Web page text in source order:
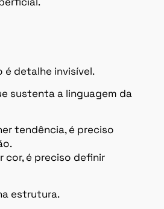
é detalhe invisível.
sustenta a linguagem da
tendência, é preciso
cor, é preciso definir
estrutura.